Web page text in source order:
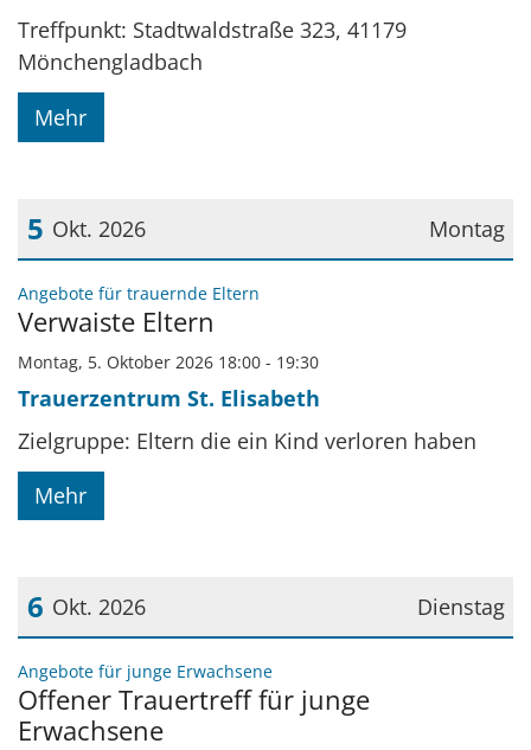
Treffpunkt: Stadtwaldstraße 323, 41179
Mönchengladbach
Mehr
Montag
5 Okt. 2026
Datum: 5. Oktober 2026
Angebote für trauernde Eltern
Verwaiste Eltern
Montag, 5. Oktober 2026 18:00 - 19:30
Trauerzentrum St. Elisabeth
Zielgruppe: Eltern die ein Kind verloren haben
Mehr
Dienstag
6 Okt. 2026
Datum: 6. Oktober 2026
Angebote für junge Erwachsene:
Offener Trauertreff für junge
Erwachsene